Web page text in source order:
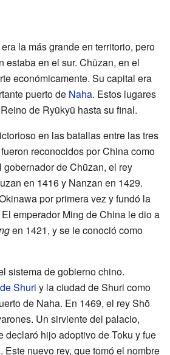
la más grande en territorio, pero
estaba en el sur. Chūzan, en el
económicamente. Su capital era
puerto de Naha. Estos lugares
de Ryūkyū hasta su final.
en las batallas entre las tres
reconocidos por China como
de Chūzan, el rey
en 1416 y Nanzan en 1429.
por primera vez y fundó la
emperador Ming de China le dio a
en 1421, y se le conoció como
sistema de gobierno chino.
Shuri y la ciudad de Shuri como
de Naha. En 1469, el rey Shō
Un sirviente del palacio,
declaró hijo adoptivo de Toku y fue
Este nuevo rey, que tomó el nombre